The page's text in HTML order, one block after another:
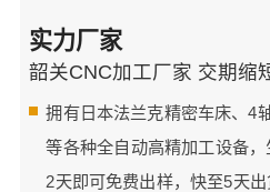
实力厂家
韶关CNC加工厂家 交期缩
拥有日本法兰克精密车床、4
等各种全自动高精加工设备，
2天即可免费出样，快至5天